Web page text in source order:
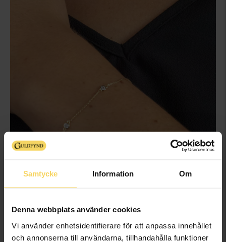
Samtycke Information Om
Denna webbplats använder cookies
Vi använder enhetsidentifierare för att anpassa innehållet
och annonserna till användarna, tillhandahålla funktioner
20% 20%